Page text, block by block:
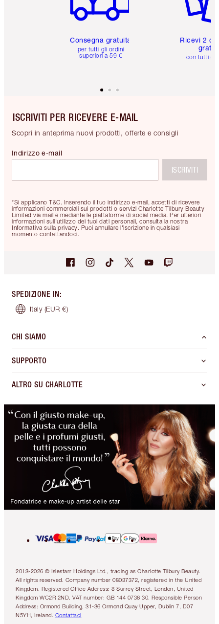
Consegna gratuita
per tutti gli ordini
superiori a 59 €
Ricevi 2
con tutti gli
ISCRIVITI PER RICEVERE E-MAIL
Scopri in anteprima nuovi prodotti, offerte e consigli
*Si applicano T&C. Inserendo il tuo indirizzo e-mail, accetti di ricevere
informazioni commerciali sui prodotti o servizi Charlotte Tilbury Beauty
Limited via mail e mediante le piattaforme di social media. Per ulteriori
informazioni sull'utilizzo dei tuoi dati personali, consulta la nostra
Informativa sulla privacy. Puoi annullare l'iscrizione in qualsiasi
momento contattandoci.
Indirizzo e-mail
ISCRIVITI
SPEDIZIONE IN:
Italy (EUR €)
CHI SIAMO
SUPPORTO
ALTRO SU CHARLOTTE
2013-2026 © Islestarr Holdings Ltd., trading as Charlotte Tilbury Beauty.
All rights reserved. Company number 08037372, registered in the United
Kingdom. Registered Office Address: 8 Surrey Street, London, United
Kingdom WC2R 2ND. VAT number: GB 144 0736 30. Responsible Person
Address: Ormond Building, 31-36 Ormond Quay Upper, Dublin 7, D07
N5YH, Ireland. Contattaci